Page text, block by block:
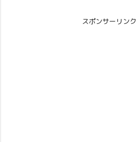
スポンサーリンク